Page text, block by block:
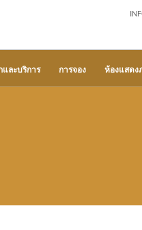
ละบริการ การจอง ห้องแสดง